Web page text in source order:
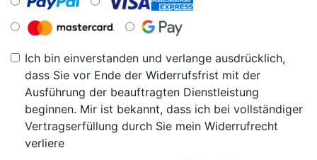
Ich bin einverstanden und verlange ausdrücklich,
dass Sie vor Ende der Widerrufsfrist mit der
Ausführung der beauftragten Dienstleistung
beginnen. Mir ist bekannt, dass ich bei vollständiger
Vertragserfüllung durch Sie mein Widerrufrecht
verliere